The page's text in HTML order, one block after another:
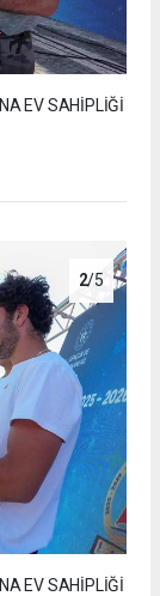
EV SAHİPLİĞİ
2/5
EV SAHİPLİĞİ